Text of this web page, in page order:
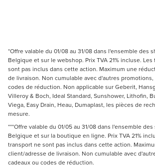
*Offre valable du 01/08 au 31/08 dans l'ensemble des
Belgique et sur le webshop. Prix TVA 21% incluse.
sont pas inclus dans cette action. Maximum une
de livraison. Non cumulable avec d'autres
codes de réduction. Non applicable sur Geberit,
Villeroy & Boch, Ideal Standard, Sunshower, Lithofin,
Viega, Easy Drain, Heau, Dumaplast, les pièces de
mesure.
***Offre valable du 01/05 au 31/08 dans l'ensemble
Belgique et sur la boutique en ligne. Prix TVA 21%
transport ne sont pas inclus dans cette action.
client/adresse de livraison. Non cumulable avec
cadeaux ou codes de réduction.